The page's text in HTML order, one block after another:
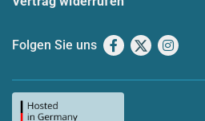
Folgen Sie uns Facebook
X